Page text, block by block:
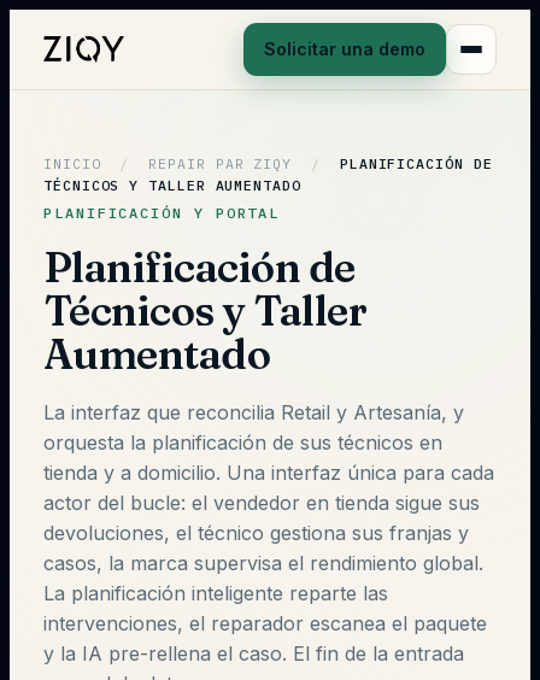
Solicitar una demo
INICIO / REPAIR PAR ZIQY /
PLANIFICACIÓN DE
TÉCNICOS Y TALLER AUMENTADO
PLANIFICACIÓN Y PORTAL
Planificación de
Técnicos y Taller
Aumentado
La interfaz que reconcilia Retail y Artesanía, y
orquesta la planificación de sus técnicos en
tienda y a domicilio. Una interfaz única para cada
actor del bucle: el vendedor en tienda sigue sus
devoluciones, el técnico gestiona sus franjas y
casos, la marca supervisa el rendimiento global.
La planificación inteligente reparte las
intervenciones, el reparador escanea el paquete
y la IA pre-rellena el caso. El fin de la entrada